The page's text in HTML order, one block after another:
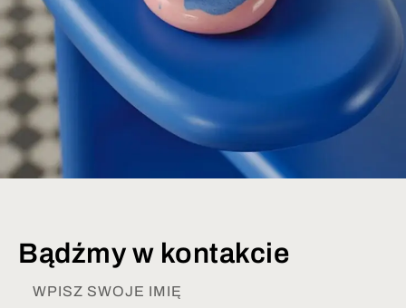
Bądźmy w kontakcie